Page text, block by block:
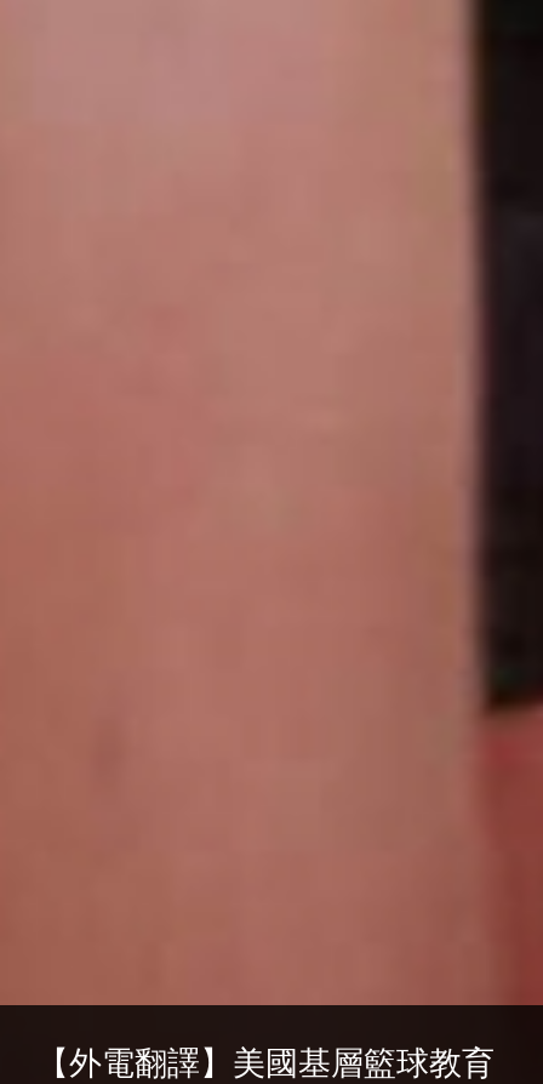
【外電翻譯】美國基層籃球教育